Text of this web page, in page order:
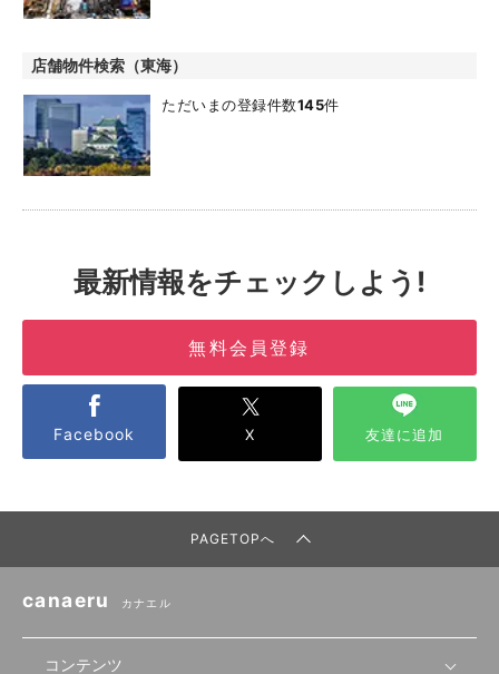
店舗物件検索（東海）
ただいまの登録件数145件
最新情報をチェックしよう!
無料会員登録
Facebook X 友達に追加
PAGETOPへ
canaeru カナエル
コンテンツ